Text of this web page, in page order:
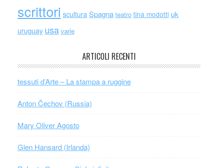
scrittori scultura Spagna teatro tina modotti uk
uruguay usa varie
ARTICOLI RECENTI
tessuti d’Arte – La stampa a ruggine
Anton Čechov (Russia)
Mary Oliver Agosto
Glen Hansard (Irlanda)